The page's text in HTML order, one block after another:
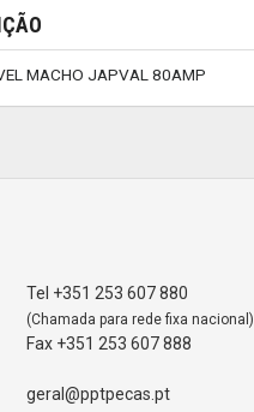
MACHO JAPVAL 80AMP
Tel +351 253 607 880
(Chamada para rede fixa nacional)
Fax +351 253 607 888
geral@pptpecas.pt